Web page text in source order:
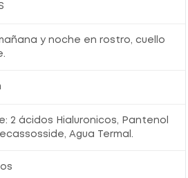
- Pieles
y noche en rostro, cuello
2 ácidos Hialuronicos, Pantenol
Agua Termal.